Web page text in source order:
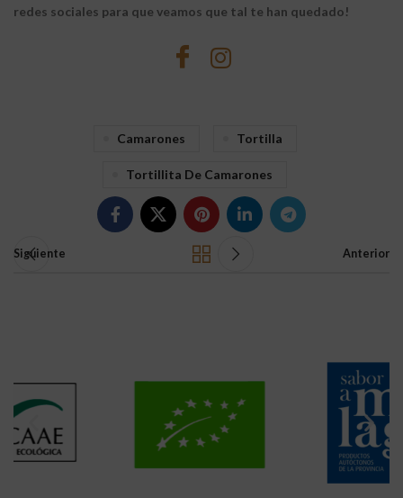
redes sociales para que veamos que tal te han quedado!
Camarones Tortilla
Tortillita De Camarones
Siguiente Anterior